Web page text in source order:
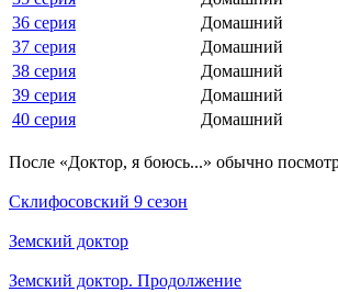
36 серия
Домашний
37 серия
Домашний
38 серия
Домашний
39 серия
Домашний
40 серия
Домашний
По­сле «Доктор, я боюсь...» обыч­но
Склифосовский 9 сезон
Земский доктор
Земский доктор. Продолжение